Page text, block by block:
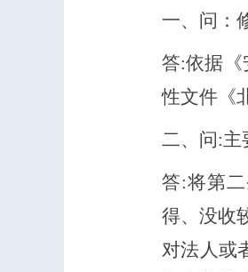
一、问：
答:依据《
性文件《
二、问:主
答:将第
得、没收
对法人或